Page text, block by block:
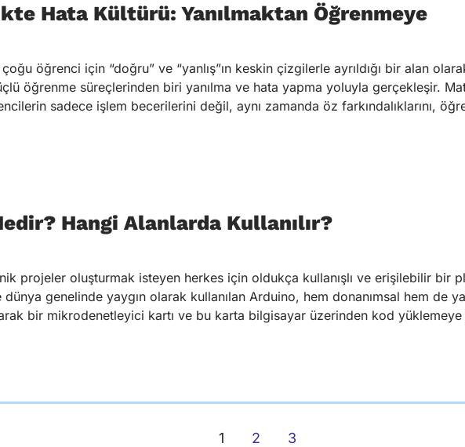
Hata Kültürü: Yanılmaktan Öğrenmeye
öğrenci için “doğru” ve “yanlış”ın keskin çizgilerle ayrıldığı bir alan
öğrenme süreçlerinden biri yanılma ve hata yapma yoluyla gerçekleşir.
sadece işlem becerilerini değil, aynı zamanda öz farkındalıklarını,
Hangi Alanlarda Kullanılır?
projeler oluşturmak isteyen herkes için oldukça kullanışlı ve erişilebilir bir
dünya genelinde yaygın olarak kullanılan Arduino, hem donanımsal hem de
bir mikrodenetleyici kartı ve bu karta bilgisayar üzerinden kod yüklemeye
1 2 3